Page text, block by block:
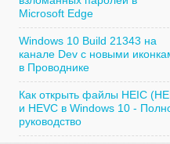
Microsoft Edge
Windows 10 Build 21343 на
канале Dev с новыми
в Проводнике
Как открыть файлы HEIC
и HEVC в Windows 10 -
руководство